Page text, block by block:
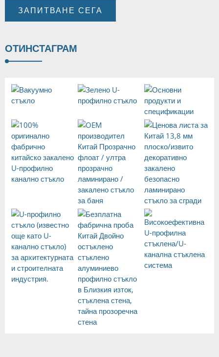
ЗАПИТВАНЕ СЕГА
ОТИНСТАГРАМ